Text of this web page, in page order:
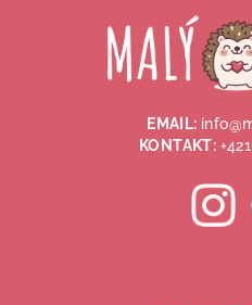
EMAIL:
KONTAKT: